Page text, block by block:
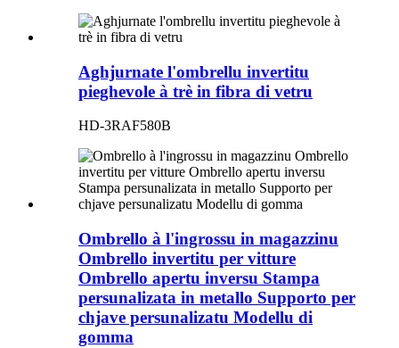
Aghjurnate l'ombrellu invertitu
pieghevole à trè in fibra di vetru
HD-3RAF580B
Ombrello à l'ingrossu in magazzinu
Ombrello invertitu per vitture
Ombrello apertu inversu Stampa
persunalizata in metallo Supporto per
chjave persunalizatu Modellu di
gomma